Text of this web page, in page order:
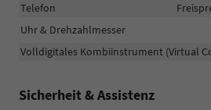
Telefon
Uhr & Drehzahlmesser
Volldigitales Kombiinstrument (Virtual
Sicherheit & Assistenz